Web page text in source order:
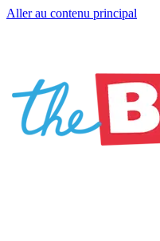
Aller au contenu principal